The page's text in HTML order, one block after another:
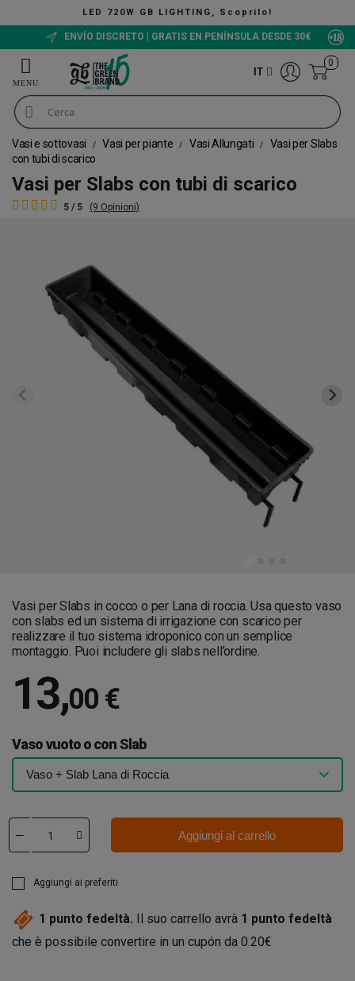
LED 720W GB LIGHTING, Scoprilo!
ENVÍO DISCRETO | GRATIS EN PENÍNSULA DESDE 30€
IT
0
Vasi e sottovasi Vasi per piante Vasi Allungati
Vasi per Slabs
con tubi di scarico
Vasi per Slabs con tubi di scarico
5 / 5 (9 Opinioni)
Vasi per Slabs in cocco o per Lana di roccia. Usa questo vaso
con slabs ed un sistema di irrigazione con scarico per
realizzare il tuo sistema idroponico con un semplice
montaggio. Puoi includere gli slabs nell’ordine.
13,00 €
Vaso vuoto o con Slab
Aggiungi al carrello
Aggiungi ai preferiti
1 punto fedeltà. Il suo carrello avrà 1 punto fedeltà
che è possibile convertire in un cupón da 0.20€